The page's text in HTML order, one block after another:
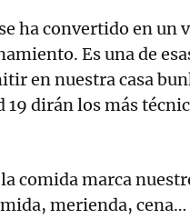
ha convertido en un
Es una de
en nuestra casa
dirán los más
comida marca
merienda,